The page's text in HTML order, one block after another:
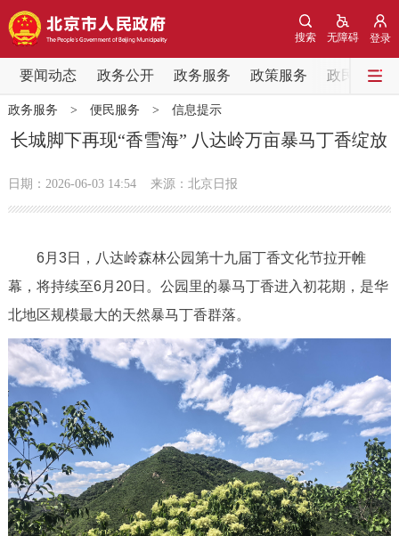
登录
无障碍
搜索
要闻动态 政务公开 政务服务 政策服务 政民互动
要闻动态
党中央精神 国务院信息
政务公开
市领导 机构职能
政策兑现 政策解读
决策公开 专题公开
政务服务
个人服务 法人服务 部门服务
政务服务 > 便民服务 > 信息提示
长城脚下再现“香雪海” 八达岭万亩暴马丁香绽放
日期：2026-06-03 14:54 来源：北京日报
6月3日，八达岭森林公园第十九届丁香文化节拉开帷
幕，将持续至6月20日。公园里的暴马丁香进入初花期，是华
北地区规模最大的天然暴马丁香群落。